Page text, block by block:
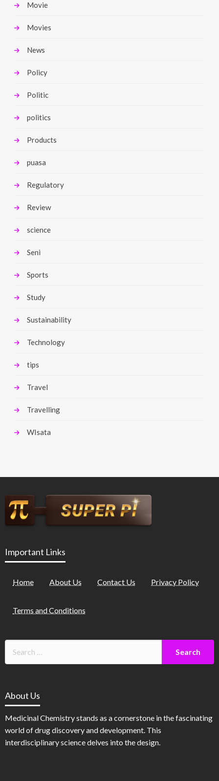
Movie
Movies
News
Policy
Politic
politics
Products
puasa
Regulatory
Review
science
Seni
Sports
Study
Sustainability
Technology
tips
Travel
Travelling
WIsata
Important Links
Home About Us Contact Us Privacy Policy
Terms and Conditions
About Us
Medicinal Chemistry stands as a cornerstone in the fascinating
world of drug discovery and development. This
interdisciplinary science delves into the design.